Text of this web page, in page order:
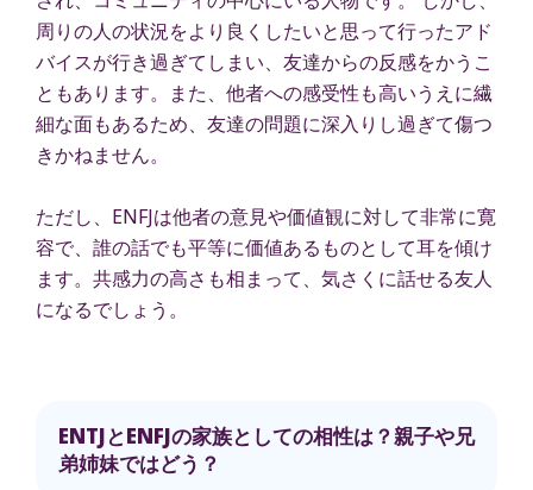
周りの人の状況をより良くしたいと思って行ったアド
バイスが行き過ぎてしまい、友達からの反感をかうこ
ともあります。また、他者への感受性も高いうえに繊
細な面もあるため、友達の問題に深入りし過ぎて傷つ
きかねません。
ただし、ENFJは他者の意見や価値観に対して非常に寛
容で、誰の話でも平等に価値あるものとして耳を傾け
ます。共感力の高さも相まって、気さくに話せる友人
になるでしょう。
ENTJとENFJの家族としての相性は？親子や兄
弟姉妹ではどう？